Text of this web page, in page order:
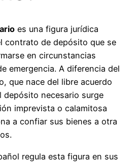
es una figura jurídica
contrato de depósito que se
en circunstancias
emergencia. A diferencia del
que nace del libre acuerdo
depósito necesario surge
imprevista o calamitosa
a confiar sus bienes a otra
regula esta figura en sus